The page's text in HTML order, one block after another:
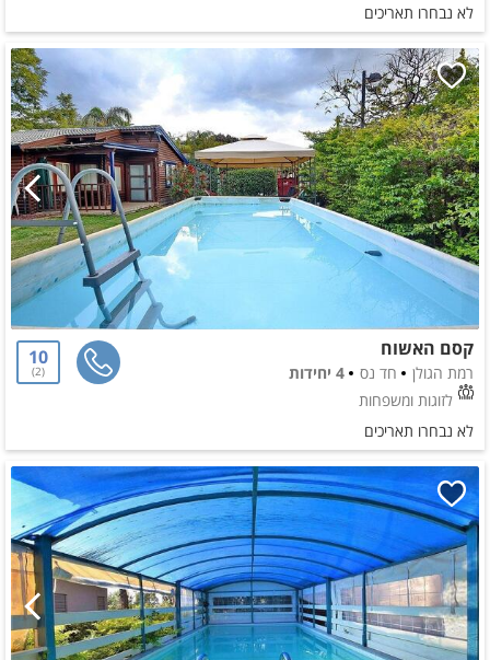
לא נבחרו תאריכים
קסם האשוח
רמת הגולן חד נס
4 יחידות
לזוגות ומשפחות
10
2
לא נבחרו תאריכים